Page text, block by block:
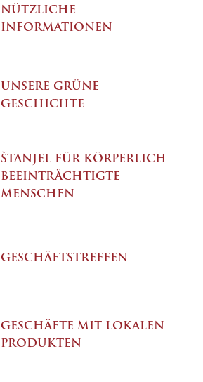
NÜTZLICHE
INFORMATIONEN
UNSERE GRÜNE
GESCHICHTE
ŠTANJEL FÜR KÖRPERLICH
BEEINTRÄCHTIGTE
MENSCHEN
GESCHÄFTSTREFFEN
GESCHÄFTE MIT LOKALEN
PRODUKTEN